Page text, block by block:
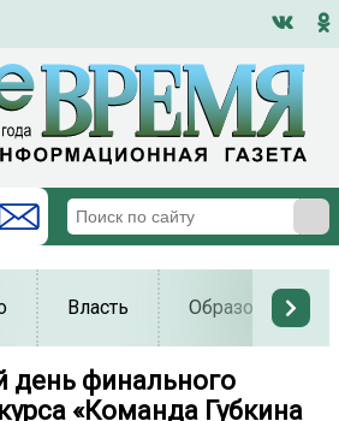
Власть Образование
день финального
«Команда Губкина